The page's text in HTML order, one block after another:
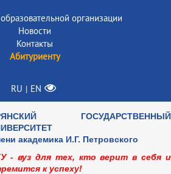
организации
Новости
Контакты
Абитуриенту
RU | EN
ГОСУДАРСТВЕННЫЙ
академика И.Г. Петровского
- вуз для тех, кто верит в себя и
к успеху!